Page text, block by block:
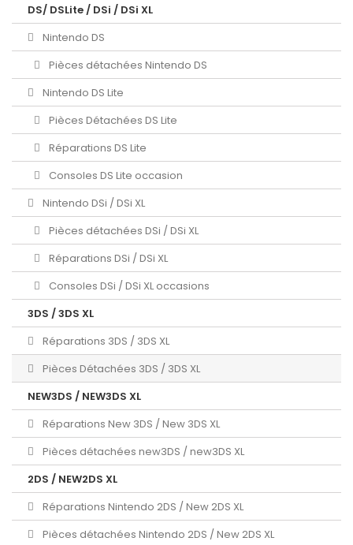
DS/ DSLite / DSi / DSi XL
Nintendo DS
Pièces détachées Nintendo DS
Nintendo DS Lite
Pièces Détachées DS Lite
Réparations DS Lite
Consoles DS Lite occasion
Nintendo DSi / DSi XL
Pièces détachées DSi / DSi XL
Réparations DSi / DSi XL
Consoles DSi / DSi XL occasions
3DS / 3DS XL
Réparations 3DS / 3DS XL
Pièces Détachées 3DS / 3DS XL
NEW3DS / NEW3DS XL
Réparations New 3DS / New 3DS XL
Pièces détachées new3DS / new3DS XL
2DS / NEW2DS XL
Réparations Nintendo 2DS / New 2DS XL
Pièces détachées Nintendo 2DS / New 2DS XL